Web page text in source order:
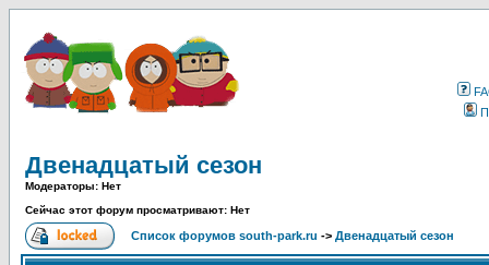
Двенадцатый сезон
Модераторы: Нет
Сейчас этот форум просматривают: Нет
Список форумов south-park.ru -> Двенадцатый сезон